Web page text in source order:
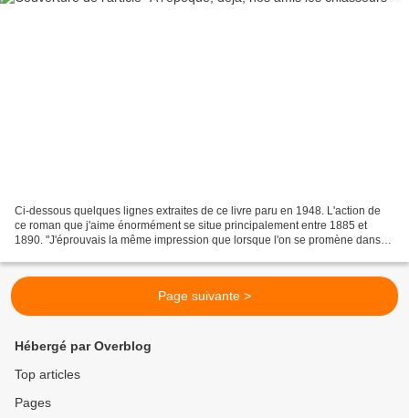
Ci-dessous quelques lignes extraites de ce livre paru en 1948. L'action de
ce roman que j'aime énormément se situe principalement entre 1885 et
1890. "J'éprouvais la même impression que lorsque l'on se promène dans
Page suivante >
Hébergé par Overblog
Top articles
Pages